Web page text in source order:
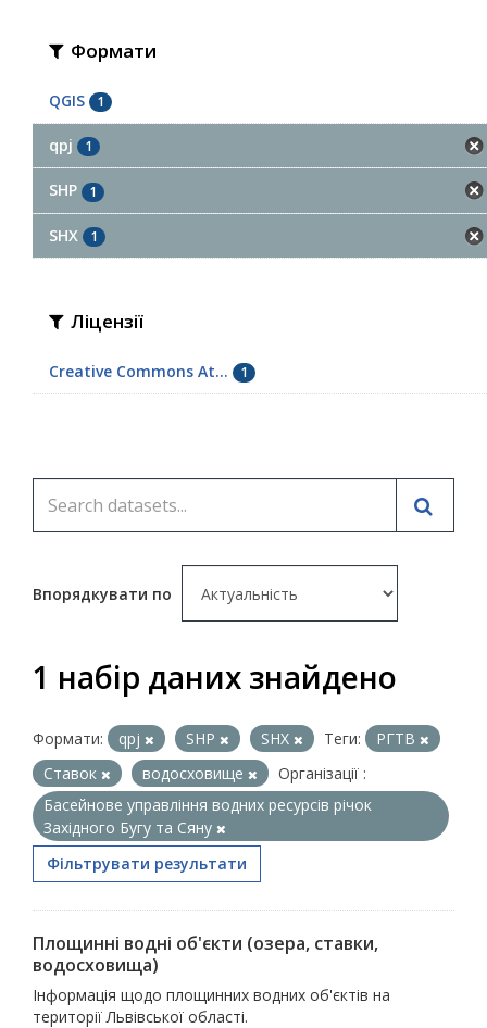
Формати
QGIS 1
qpj 1
SHP 1
SHX 1
Ліцензії
Creative Commons At... 1
Впорядкувати по
1 набір даних знайдено
Формати: qpj SHP SHX Теги:
РГТВ
Ставок
водосховище
Організації :
Басейнове управління водних ресурсів річок
Західного Бугу та Сяну
Фільтрувати результати
Площинні водні об'єкти (озера, ставки,
водосховища)
Інформація щодо площинних водних об'єктів на
території Львівської області.